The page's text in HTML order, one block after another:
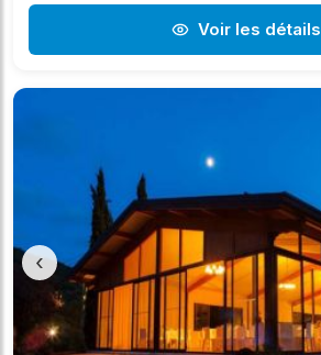
Voir les détails
‹